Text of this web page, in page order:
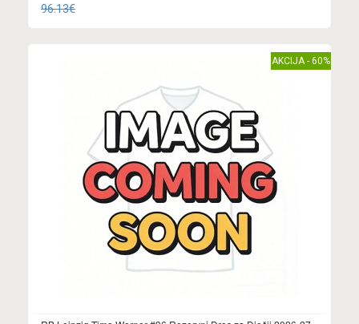
96.13€
AKCIJA - 60%